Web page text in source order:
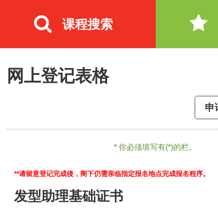
课程搜索
网上登记表格
申
* 你必须填写有(*)的栏。
**请留意登记完成後，阁下仍需亲临指定报名地点完成报名程序。
发型助理基础证书